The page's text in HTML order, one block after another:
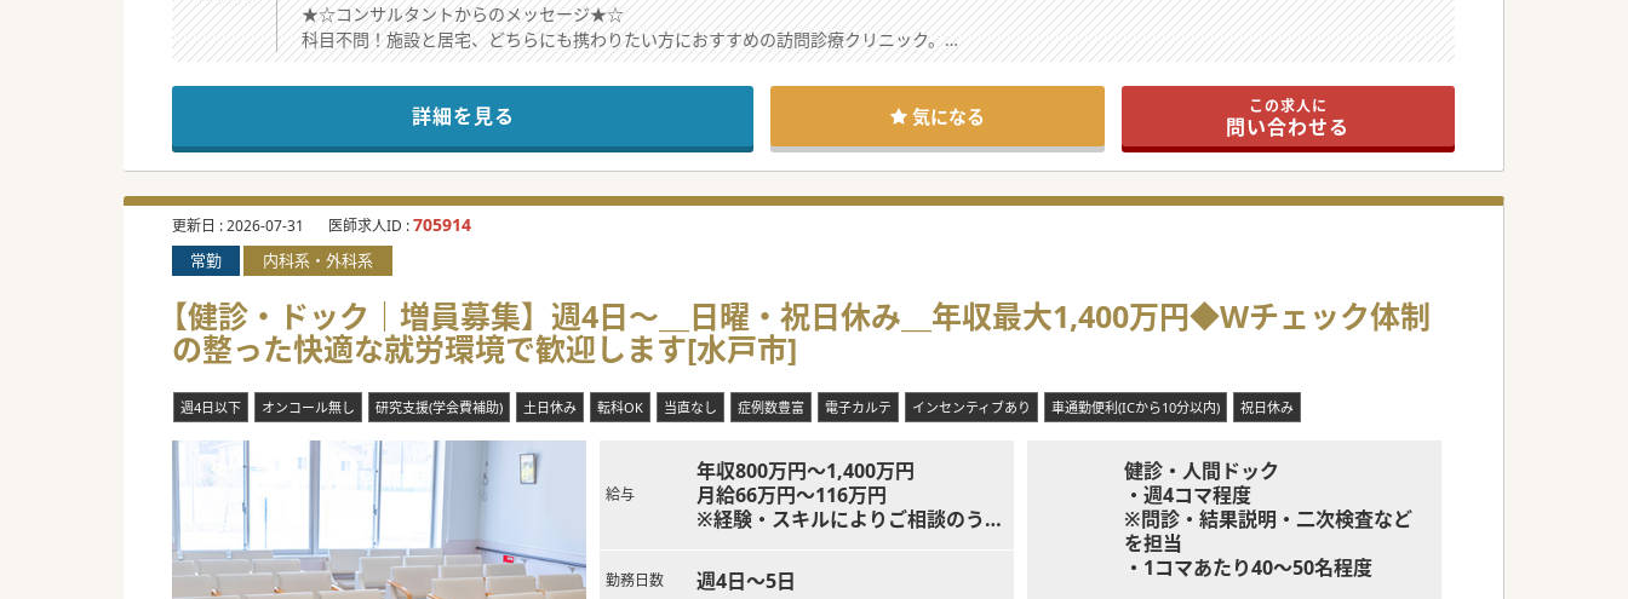
★☆コンサルタントからのメッセージ★☆
科目不問！施設と居宅、どちらにも携わりたい方におすすめの訪問診療クリニック。
事前にバイタル等入力済みの電子カルテを共有しますので、入力の負担もありません。
スタッフも充実し、働きやすい環境なので、ご興味のある方はお気軽にお問合せください。
#春入職可 #秋入職可
詳細を見る 気になる この求人に
問い合わせる
更新日 :2026-07-31 医師求人ID :705914
常勤 内科系・外科系
【健診・ドック｜増員募集】週4日～＿日曜・祝日休み＿年収最大1,400万円◆Wチェック体制
の整った快適な就労環境で歓迎します[水戸市]
週4日以下 オンコール無し 研究支援(学会費補助) 土日休み 転科OK 当直なし 症例数豊富 電子カルテ インセンティブあり 車通勤便利(ICから10分以内) 祝日休み
給与
年収800万円～1,400万円
月給66万円～116万円
※経験・スキルによりご相談のうえ
勤務日数 週4日～5日
健診・人間ドック
・週4コマ程度
※問診・結果説明・二次検査など
を担当
・1コマあたり40～50名程度